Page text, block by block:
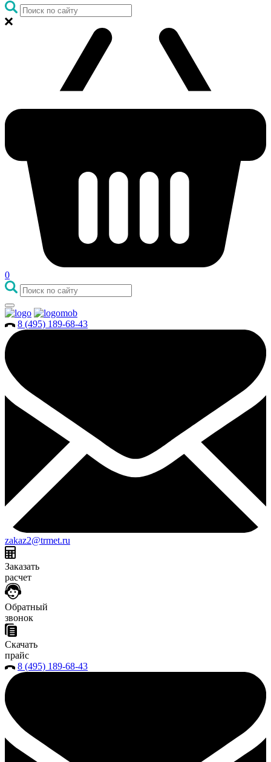
0
8 (495) 189-68-43
zakaz2@trmet.ru
Заказать
расчет
Обратный
звонок
Скачать
прайс
8 (495) 189-68-43